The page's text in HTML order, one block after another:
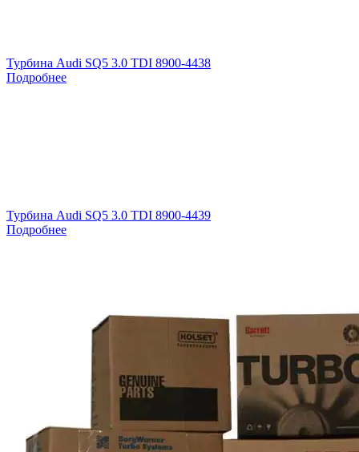
Турбина Audi SQ5 3.0 TDI 8900-4438
Подробнее
Турбина Audi SQ5 3.0 TDI 8900-4439
Подробнее